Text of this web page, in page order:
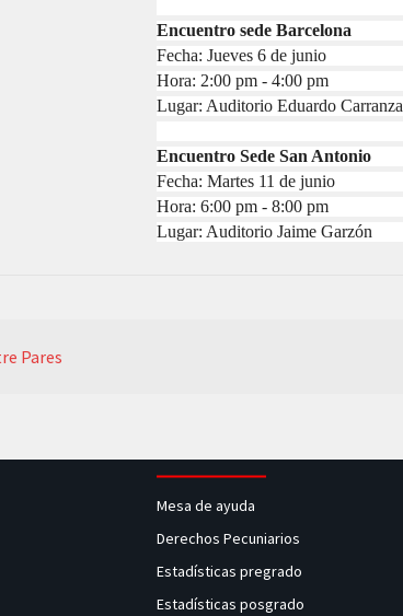
Encuentro sede Barcelona
Fecha: Jueves 6 de junio
Hora: 2:00 pm - 4:00 pm
Lugar: Auditorio Eduardo Carranza
Encuentro Sede San Antonio
Fecha: Martes 11 de junio
Hora: 6:00 pm - 8:00 pm
Lugar: Auditorio Jaime Garzón
Pares
Mesa de ayuda
Derechos Pecuniarios
Estadísticas pregrado
Estadísticas posgrado